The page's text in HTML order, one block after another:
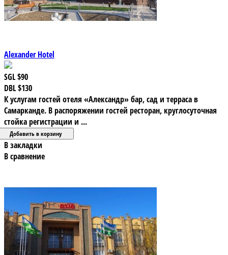
Alexander Hotel
SGL$90
DBL$130
К услугам гостей отеля «Александр» бар, сад и терраса в
Самарканде. В распоряжении гостей ресторан, круглосуточная
стойка регистрации и ...
В закладки
В сравнение